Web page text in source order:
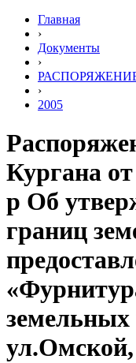
Главная
›
Документы
›
›
2005
Кургана
р Об
границ
земельных
ул.Омской,